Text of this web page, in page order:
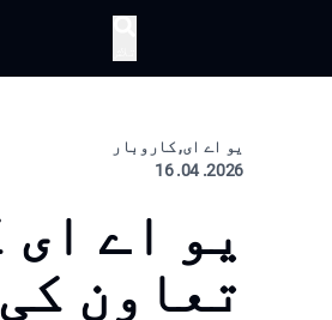
یو اے ای, کاروبار
2026. 04. 16
یو اے
تعاون